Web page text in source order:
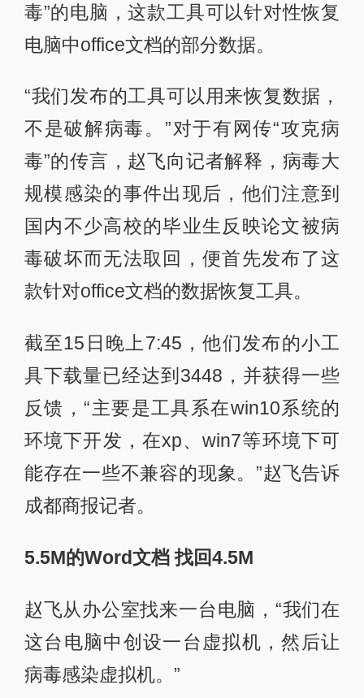
毒”的电脑，这款工具可以针对性恢复
电脑中office文档的部分数据。
“我们发布的工具可以用来恢复数据，
不是破解病毒。”对于有网传“攻克病
毒”的传言，赵飞向记者解释，病毒大
规模感染的事件出现后，他们注意到
国内不少高校的毕业生反映论文被病
毒破坏而无法取回，便首先发布了这
款针对office文档的数据恢复工具。
截至15日晚上7:45，他们发布的小工
具下载量已经达到3448，并获得一些
反馈，“主要是工具系在win10系统的
环境下开发，在xp、win7等环境下可
能存在一些不兼容的现象。”赵飞告诉
成都商报记者。
5.5M的Word文档 找回4.5M
赵飞从办公室找来一台电脑，“我们在
这台电脑中创设一台虚拟机，然后让
病毒感染虚拟机。”